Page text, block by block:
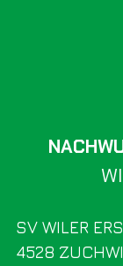
SV WILER
4528